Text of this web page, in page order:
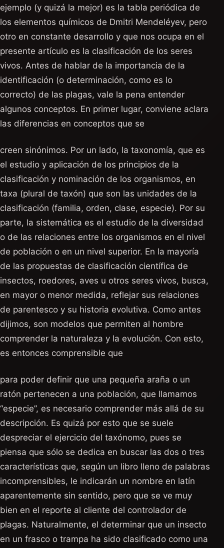
ejemplo (y quizá la mejor) es la tabla periódica de
los elementos químicos de Dmitri Mendeléyev, pero
otro en constante desarrollo y que nos ocupa en el
presente artículo es la clasificación de los seres
vivos. Antes de hablar de la importancia de la
identificación (o determinación, como es lo
correcto) de las plagas, vale la pena entender
algunos conceptos. En primer lugar, conviene aclara
las diferencias en conceptos que se
creen sinónimos. Por un lado, la taxonomía, que es
el estudio y aplicación de los principios de la
clasificación y nominación de los organismos, en
taxa (plural de taxón) que son las unidades de la
clasificación (familia, orden, clase, especie). Por su
parte, la sistemática es el estudio de la diversidad
o de las relaciones entre los organismos en el nivel
de población o en un nivel superior. En la mayoría
de las propuestas de clasificación científica de
insectos, roedores, aves u otros seres vivos, busca,
en mayor o menor medida, reflejar sus relaciones
de parentesco y su historia evolutiva. Como antes
dijimos, son modelos que permiten al hombre
comprender la naturaleza y la evolución. Con esto,
es entonces comprensible que
para poder definir que una pequeña araña o un
ratón pertenecen a una población, que llamamos
“especie”, es necesario comprender más allá de su
descripción. Es quizá por esto que se suele
despreciar el ejercicio del taxónomo, pues se
piensa que sólo se dedica en buscar las dos o tres
características que, según un libro lleno de palabras
incomprensibles, le indicarán un nombre en latín
aparentemente sin sentido, pero que se ve muy
bien en el reporte al cliente del controlador de
plagas. Naturalmente, el determinar que un insecto
en un frasco o trampa ha sido clasificado como una